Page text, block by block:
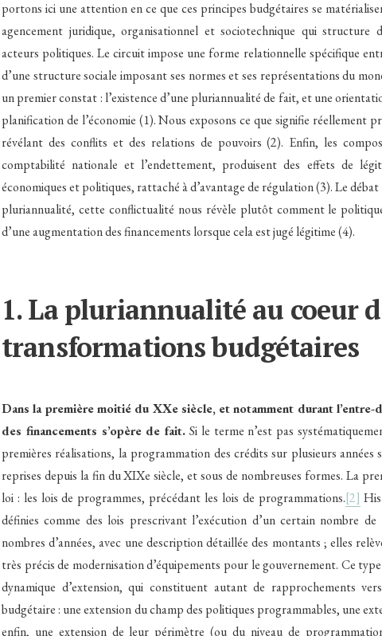
portons ici une attention en ce que ces principes budgétaires se
agencement juridique, organisationnel et sociotechnique qui structure
acteurs politiques. Le circuit impose une forme relationnelle spécifique
d’une structure sociale imposant ses normes et ses représentations du
un premier constat : l’existence d’une pluriannualité de fait, et une
planification de l’économie (1). Nous exposons ce que signifie réellement
révélant des conflits et des relations de pouvoirs (2). Enfin, les
comptabilité nationale et l’endettement, produisent des effets de
économiques et politiques, rattaché à d’avantage de régulation (3). Le
pluriannualité, cette conflictualité nous révèle plutôt comment le
d’une augmentation des financements lorsque cela est jugé légitime (4).
1. La pluriannualité au coeur
transformations budgétaires
Dans la première moitié du XXe siècle, et notamment durant l’entre-
des financements s’opère de fait. Si le terme n’est pas
premières réalisations, la programmation des crédits sur plusieurs années
reprises depuis la fin du XIXe siècle, et sous de nombreuses formes. La
loi : les lois de programmes, précédant les lois de programmations.[2]
définies comme des lois prescrivant l’exécution d’un certain nombre
nombres d’années, avec une description détaillée des montants ; elles
très précis de modernisation d’équipements pour le gouvernement. Ce
dynamique d’extension, qui constituent autant de rapprochements
budgétaire : une extension du champ des politiques programmables, une
enfin, une extension de leur périmètre (ou du niveau de